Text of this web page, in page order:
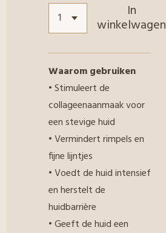
In
winkelwagen
Waarom gebruiken
• Stimuleert de
collageenaanmaak voor
een stevige huid
• Vermindert rimpels en
fijne lijntjes
• Voedt de huid intensief
en herstelt de
huidbarrière
• Geeft de huid een